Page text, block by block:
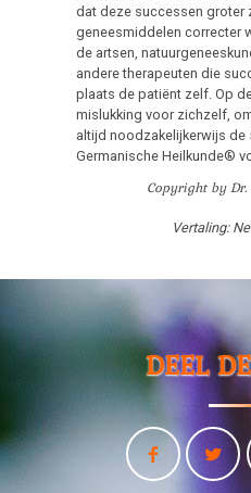
dat deze successen groter
geneesmiddelen correcter
de artsen,
andere therapeuten die
plaats de patiënt zelf. Op
mislukking voor zichzelf,
altijd noodzakelijkerwijs de
Germanische Heilkunde®
Copyright by
Vertaling:
DEEL